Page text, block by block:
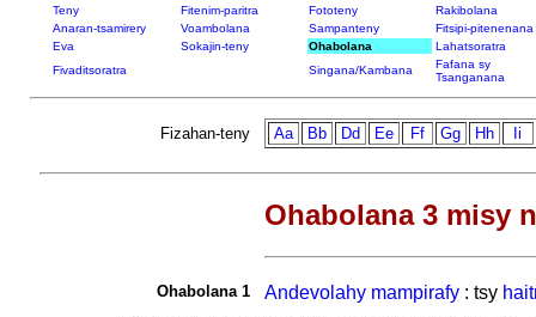
Teny Fitenim-paritra Fototeny
Rakibolana
Anaran-tsamirery
Voambolana Sampanteny
Fitsipi-pitenenana
Eva
Sokajin-teny Ohabolana
Lahatsoratra
Fivaditsoratra
Singana/Kambana
Fafana sy
Tsanganana
Fizahan-teny Aa Bb Dd Ee Ff Gg Hh Ii
Ohabolana 3 misy
Ohabolana 1 Andevolahy mampirafy: tsy